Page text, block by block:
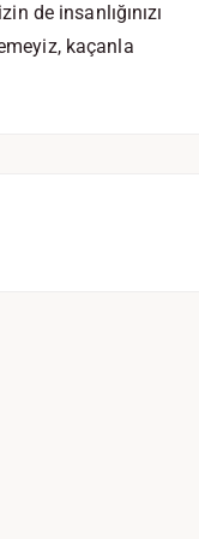
de insanlığınızı
kaçanla